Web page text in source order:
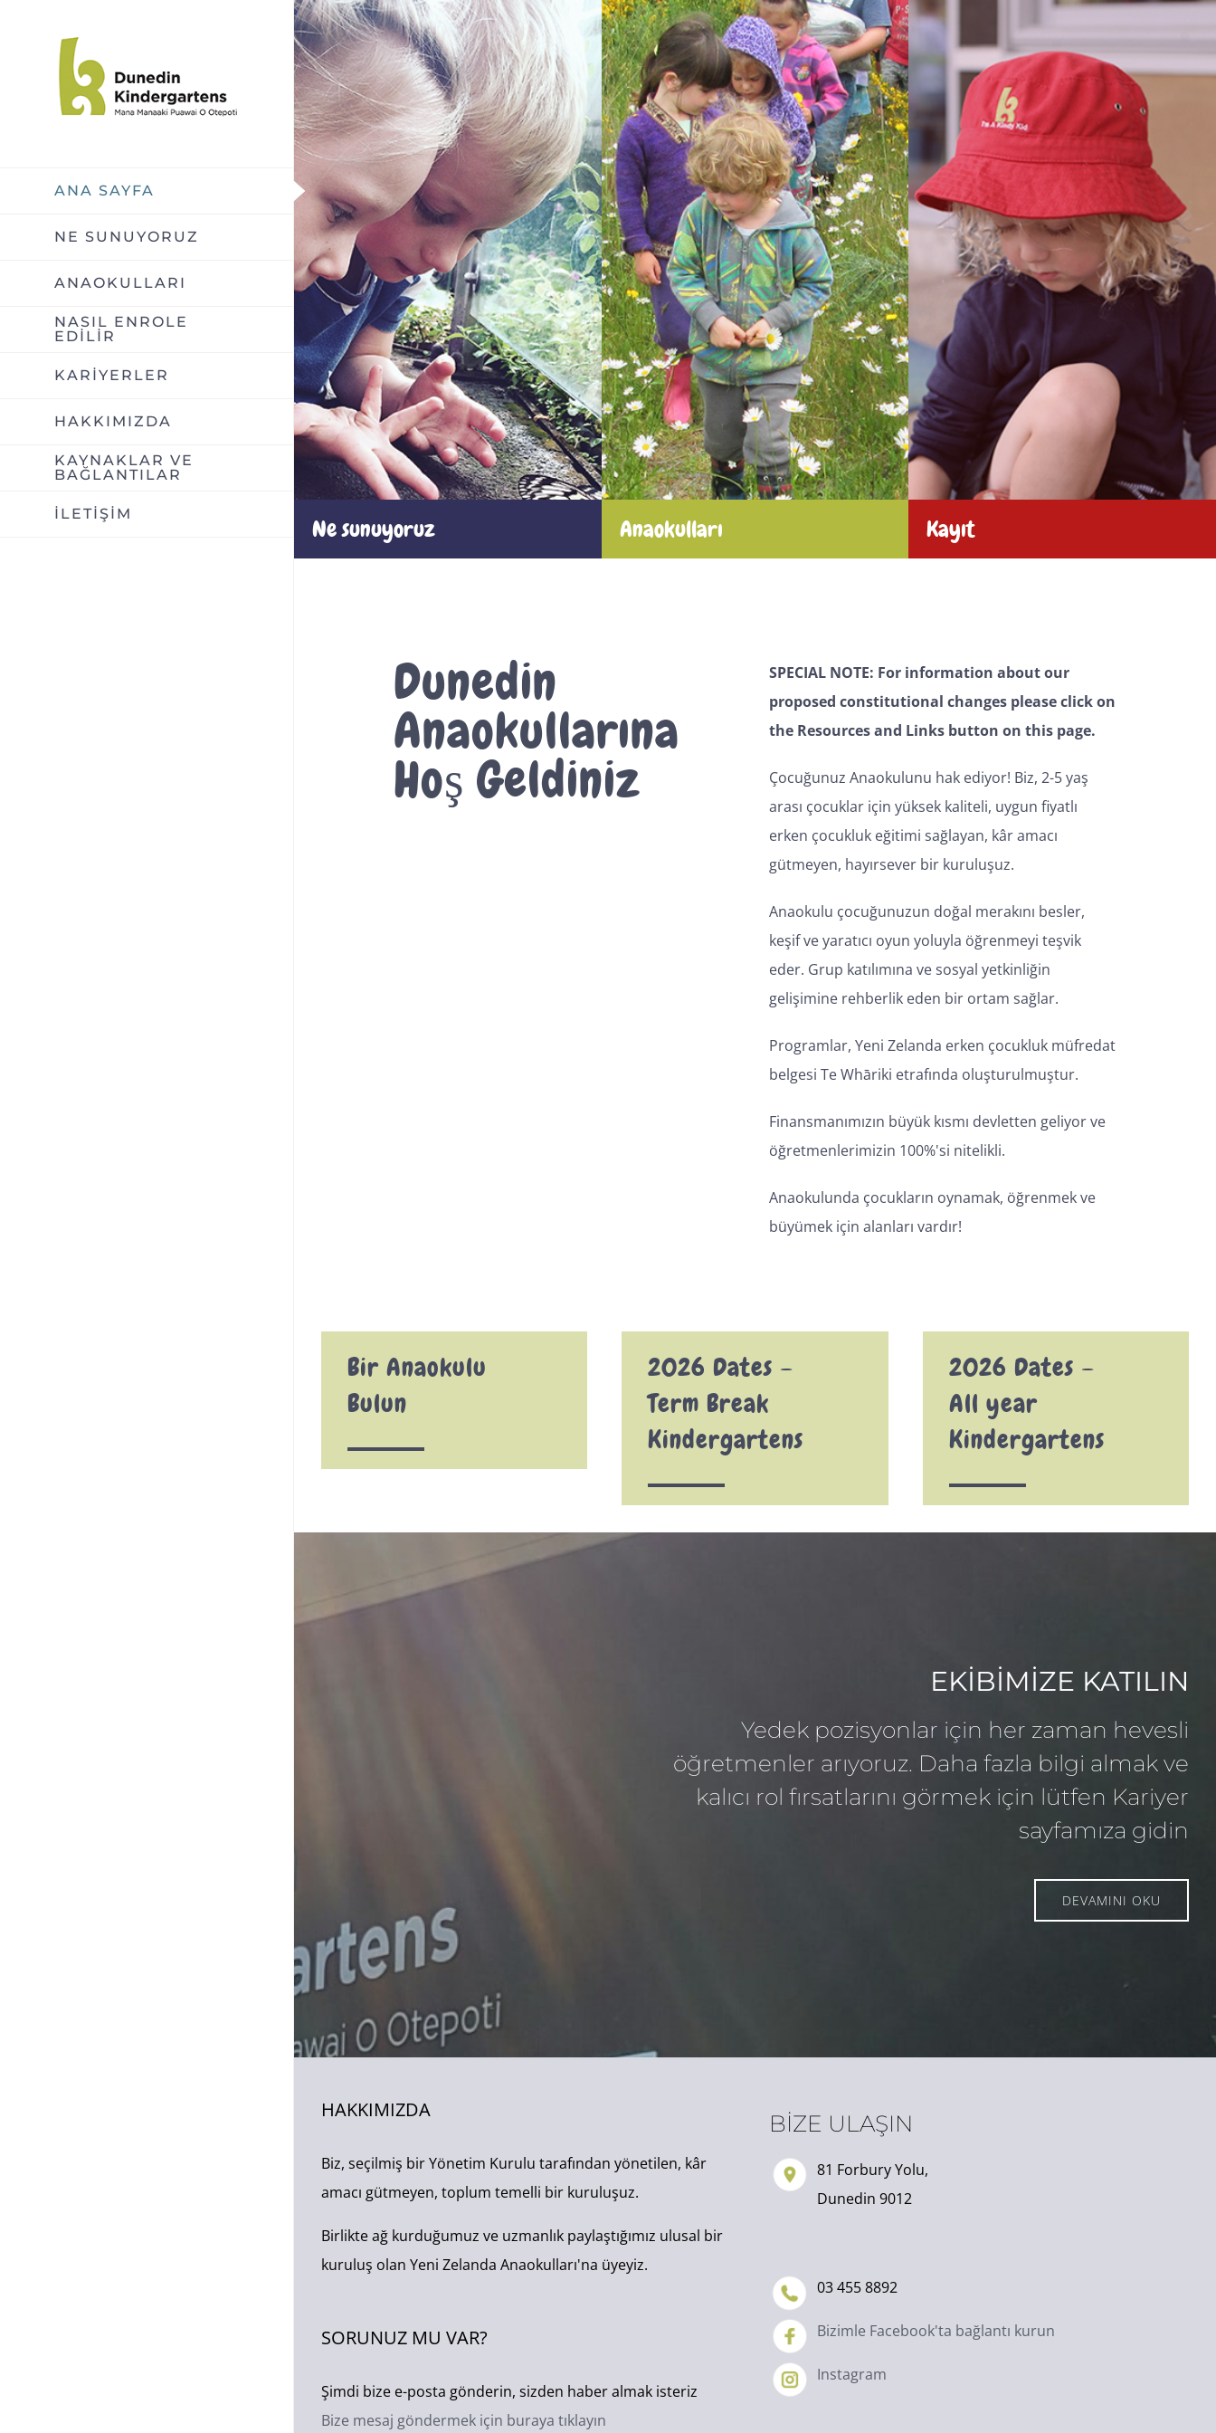
ANA SAYFA
NE SUNUYORUZ
ANAOKULLARI
NASIL ENROLE
EDİLİR
KARİYERLER
HAKKIMIZDA
KAYNAKLAR VE
BAĞLANTILAR
İLETİŞİM
Ne sunuyoruz Anaokulları Kayıt
Dunedin
Anaokullarına
Hoş Geldiniz
SPECIAL NOTE: For information about our
proposed constitutional changes please click on
the Resources and Links button on this page.
Çocuğunuz Anaokulunu hak ediyor! Biz, 2-5 yaş
arası çocuklar için yüksek kaliteli, uygun fiyatlı
erken çocukluk eğitimi sağlayan, kâr amacı
gütmeyen, hayırsever bir kuruluşuz.
Anaokulu çocuğunuzun doğal merakını besler,
keşif ve yaratıcı oyun yoluyla öğrenmeyi teşvik
eder. Grup katılımına ve sosyal yetkinliğin
gelişimine rehberlik eden bir ortam sağlar.
Programlar, Yeni Zelanda erken çocukluk müfredat
belgesi Te Whāriki etrafında oluşturulmuştur.
Finansmanımızın büyük kısmı devletten geliyor ve
öğretmenlerimizin 100%'si nitelikli.
Anaokulunda çocukların oynamak, öğrenmek ve
büyümek için alanları vardır!
Bir Anaokulu
Bulun
2026 Dates –
Term Break
Kindergartens
2026 Dates –
All year
Kindergartens
EKİBİMİZE KATILIN
Yedek pozisyonlar için her zaman hevesli
öğretmenler arıyoruz. Daha fazla bilgi almak ve
kalıcı rol fırsatlarını görmek için lütfen Kariyer
sayfamıza gidin
DEVAMINI OKU
HAKKIMIZDA
Biz, seçilmiş bir Yönetim Kurulu tarafından yönetilen, kâr
amacı gütmeyen, toplum temelli bir kuruluşuz.
Birlikte ağ kurduğumuz ve uzmanlık paylaştığımız ulusal bir
kuruluş olan Yeni Zelanda Anaokulları'na üyeyiz.
SORUNUZ MU VAR?
Şimdi bize e-posta gönderin, sizden haber almak isteriz
Bize mesaj göndermek için buraya tıklayın
BİZE ULAŞIN
81 Forbury Yolu,
Dunedin 9012
03 455 8892
Bizimle Facebook'ta bağlantı kurun
Instagram